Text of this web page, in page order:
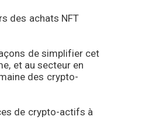
des achats NFT
de simplifier cet
et au secteur en
des crypto-
de crypto-actifs à